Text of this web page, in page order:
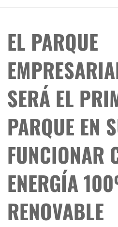
EL PARQUE
SERÁ EL
PARQUE EN
FUNCIONAR
ENERGÍA
RENOVABLE